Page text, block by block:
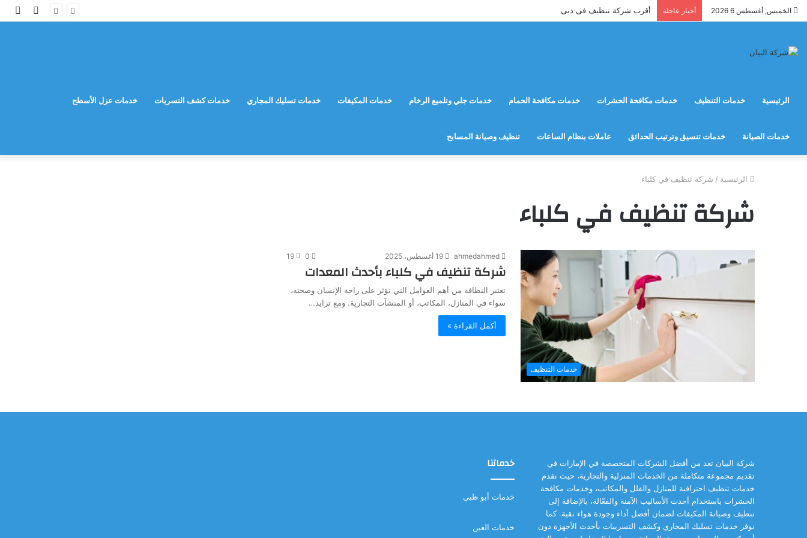
الخميس, أغسطس 6 2026 أخبار عاجلة أقرب شركة تنظيف فى دبى
مقال
الرئيسية خدمات التنظيف خدمات مكافحة الحشرات خدمات مكافحة الحمام خدمات جلي وتلميع الرخام خدمات المكيفات خدمات تسليك المجاري خدمات كشف التسربات خدمات عزل الأسطح
خدمات الصيانة خدمات تنسيق وترتيب الحدائق عاملات بنظام الساعات تنظيف وصيانة المسابح
الرئيسية / شركة تنظيف في كلباء
شركة تنظيف في كلباء
خدمات التنظيف
ahmedahmed 19 أغسطس، 2025 0
19
شركة تنظيف في كلباء بأحدث المعدات
تعتبر النظافة من أهم العوامل التي تؤثر على راحة الإنسان وصحته،
سواء في المنازل، المكاتب، أو المنشآت التجارية. ومع تزايد…
أكمل القراءة »
شركة البيان تعد من أفضل الشركات المتخصصة في الإمارات في
تقديم مجموعة متكاملة من الخدمات المنزلية والتجارية، حيث نقدم
خدمات تنظيف احترافية للمنازل والفلل والمكاتب، وخدمات مكافحة
الحشرات باستخدام أحدث الأساليب الآمنة والفعّالة، بالإضافة إلى
تنظيف وصيانة المكيفات لضمان أفضل أداء وجودة هواء نقية. كما
نوفر خدمات تسليك المجاري وكشف التسريبات بأحدث الأجهزة دون
خدماتنا
خدمات أبو ظبي
خدمات العين